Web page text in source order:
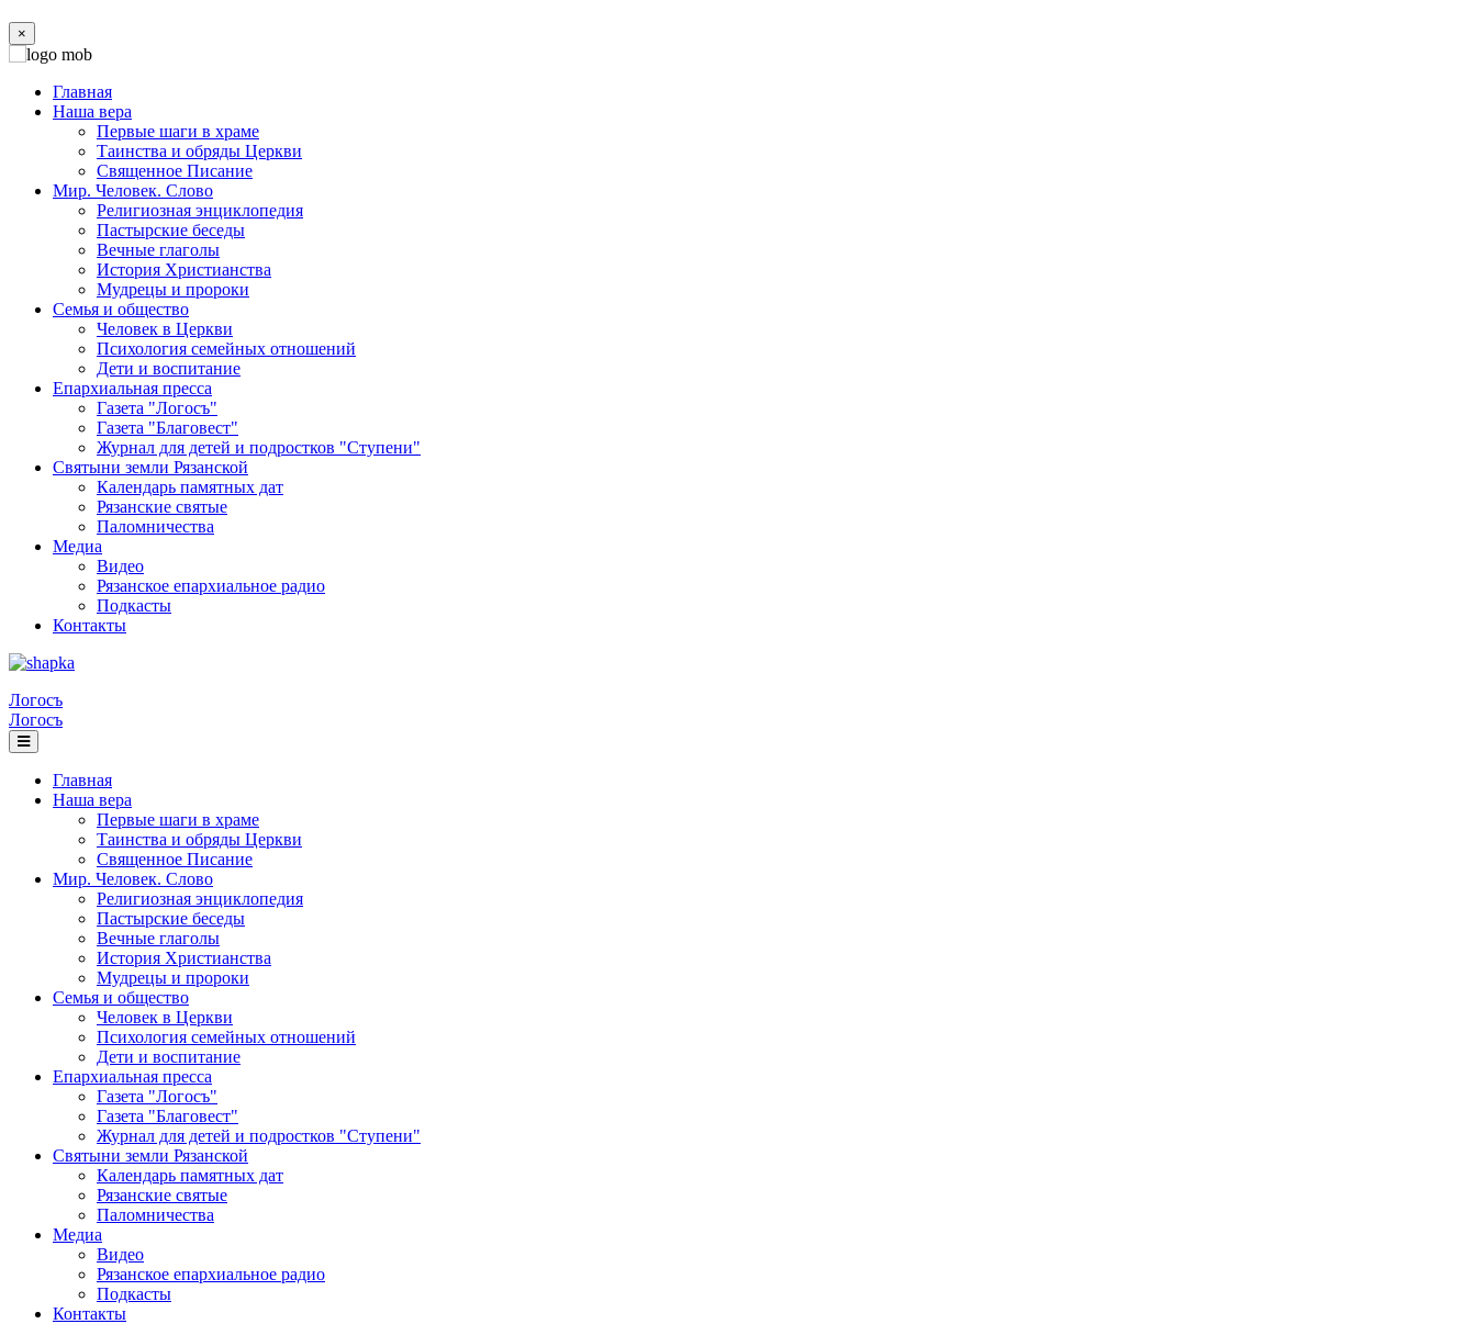
×
Главная
Наша вера
Первые шаги в храме
Таинства и обряды Церкви
Священное Писание
Мир. Человек. Слово
Религиозная энциклопедия
Пастырские беседы
Вечные глаголы
История Христианства
Мудрецы и пророки
Семья и общество
Человек в Церкви
Психология семейных отношений
Дети и воспитание
Епархиальная пресса
Газета "Логосъ"
Газета "Благовест"
Журнал для детей и подростков "Ступени"
Святыни земли Рязанской
Календарь памятных дат
Рязанские святые
Паломничества
Медиа
Видео
Рязанское епархиальное радио
Подкасты
Контакты
Логосъ
Логосъ
Главная
Наша вера
Первые шаги в храме
Таинства и обряды Церкви
Священное Писание
Мир. Человек. Слово
Религиозная энциклопедия
Пастырские беседы
Вечные глаголы
История Христианства
Мудрецы и пророки
Семья и общество
Человек в Церкви
Психология семейных отношений
Дети и воспитание
Епархиальная пресса
Газета "Логосъ"
Газета "Благовест"
Журнал для детей и подростков "Ступени"
Святыни земли Рязанской
Календарь памятных дат
Рязанские святые
Паломничества
Медиа
Видео
Рязанское епархиальное радио
Подкасты
Контакты